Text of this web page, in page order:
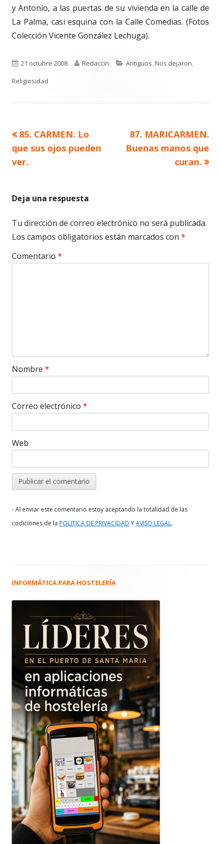
y Antonio, a las puertas de su vivienda en la calle de
La Palma, casi esquina con la Calle Comedias. (Fotos
Colección Vicente González Lechuga).
Publicado
el
21 octubre 2008 Autor
Redaccin Categorías
Antiguos,Nos dejaron,
Religiosidad
Navegación
de
Artículo
anterior
85. CARMEN. Lo
que sus ojos pueden
ver.
Artículo
siguiente
87. MARICARMEN.
Buenas manos que
curan.
Deja una respuesta
Tu dirección de correo electrónico no será publicada.
Los campos obligatorios están marcados con *
Comentario *
Nombre *
Correo electrónico *
Web
- Al enviar este comentario estoy aceptando la totalidad de las
codiciones de la POLITICA DE PRIVACIDAD YAVISO LEGAL.
Barra
principal
INFORMÁTICA PARA HOSTELERÍA